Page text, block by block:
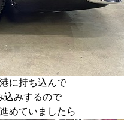
に持ち込んで
込みするので
めていましたら